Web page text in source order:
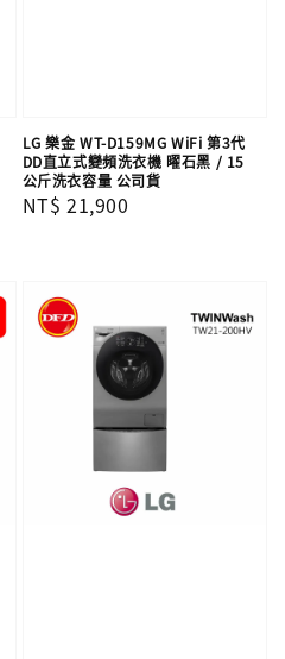
LG 樂金 WT-D159MG WiFi 第3代
DD直立式變頻洗衣機 曜石黑 / 15
公斤洗衣容量 公司貨
Regular
NT$ 21,900